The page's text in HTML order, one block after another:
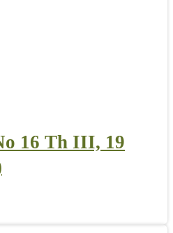
16 Th III, 19